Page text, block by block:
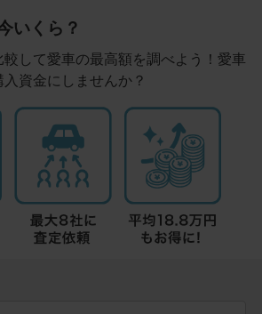
いくら？
して愛車の最高額を調べよう！愛車
資金にしませんか？